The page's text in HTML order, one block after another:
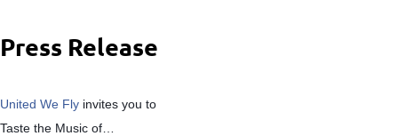
Press Release
United We Fly invites you to
Taste the Music of…